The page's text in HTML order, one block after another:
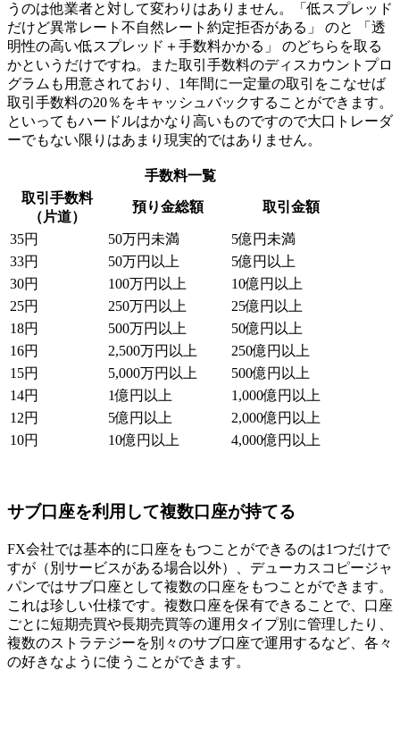
うのは他業者と対して変わりはありません。「低スプレッド
だけど異常レート不自然レート約定拒否がある」 のと 「透
明性の高い低スプレッド＋手数料かかる」 のどちらを取る
かというだけですね。また取引手数料のディスカウントプロ
グラムも用意されており、1年間に一定量の取引をこなせば
取引手数料の20％をキャッシュバックすることができます。
といってもハードルはかなり高いものですので大口トレーダ
ーでもない限りはあまり現実的ではありません。
手数料一覧
取引手数料
（片道）
預り金総額 取引金額
35円 50万円未満
5億円未満
33円
50万円以上
5億円以上
30円
100万円以上
10億円以上
25円
250万円以上
25億円以上
18円
500万円以上
50億円以上
16円
2,500万円以上
250億円以上
15円
5,000万円以上
500億円以上
14円
1億円以上
1,000億円以上
12円
5億円以上
2,000億円以上
10円
10億円以上 4,000億円以上
サブ口座を利用して複数口座が持てる
FX会社では基本的に口座をもつことができるのは1つだけで
すが（別サービスがある場合以外）、デューカスコピージャ
パンではサブ口座として複数の口座をもつことができます。
これは珍しい仕様です。複数口座を保有できることで、口座
ごとに短期売買や長期売買等の運用タイプ別に管理したり、
複数のストラテジーを別々のサブ口座で運用するなど、各々
の好きなように使うことができます。